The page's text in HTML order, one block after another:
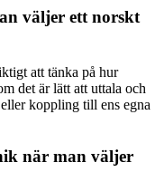
väljer ett norskt
att tänka på hur
det är lätt att uttala och
koppling till ens egna
när man väljer